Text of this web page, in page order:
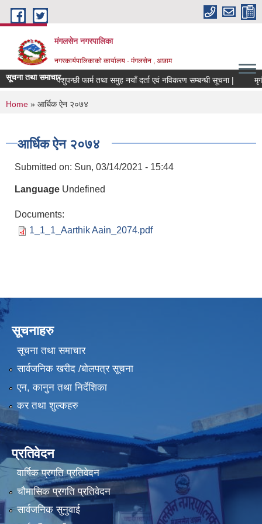
Skip to main content
मंगलसेन नगरपालिका
नगरकार्यपालिकाको कार्यालय - मंगलसेन , अछाम
सूचना तथा समाचारपशुपन्छी फार्म तथा समुह नयाँ दर्ता एवं नविकरण सम्बन्धी सूचना |
You are here
Home » आर्धिक ऐन २०७४
आर्धिक ऐन २०७४
Submitted on: Sun, 03/14/2021 - 15:44
Language Undefined
Documents:
1_1_1_Aarthik Aain_2074.pdf
सूचनाहरु
सूचना तथा समाचार
सार्वजनिक खरीद /बोलपत्र सूचना
एन, कानुन तथा निर्देशिका
कर तथा शुल्कहरु
प्रतिवेदन
वार्षिक प्रगति प्रतिवेदन
चौमासिक प्रगति प्रतिवेदन
सार्वजनिक सुनुवाई